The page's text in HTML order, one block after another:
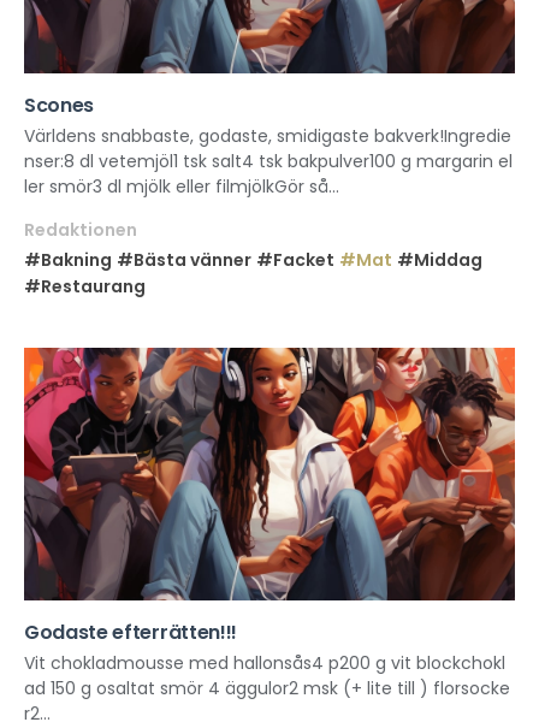
Scones
Världens snabbaste, godaste, smidigaste bakverk!Ingredie
nser:8 dl vetemjöl1 tsk salt4 tsk bakpulver100 g margarin el
ler smör3 dl mjölk eller filmjölkGör så...
Redaktionen
#Bakning #Bästa vänner #Facket #Mat #Middag
#Restaurang
Godaste efterrätten!!!
Vit chokladmousse med hallonsås4 p200 g vit blockchokl
ad 150 g osaltat smör 4 äggulor2 msk (+ lite till ) florsocke
r2...